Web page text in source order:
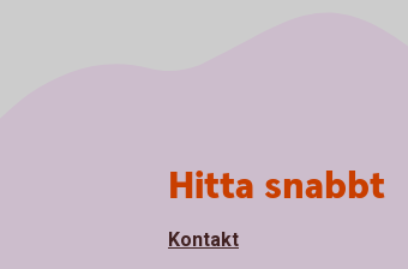
Hitta snabbt
Kontakt